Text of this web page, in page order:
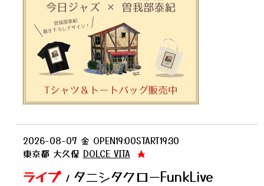
2026-08-07 金 OPEN19:00START19:30
東京都 大久保 DOLCE VITA ★
ライブ / タニシタクローFunkLive